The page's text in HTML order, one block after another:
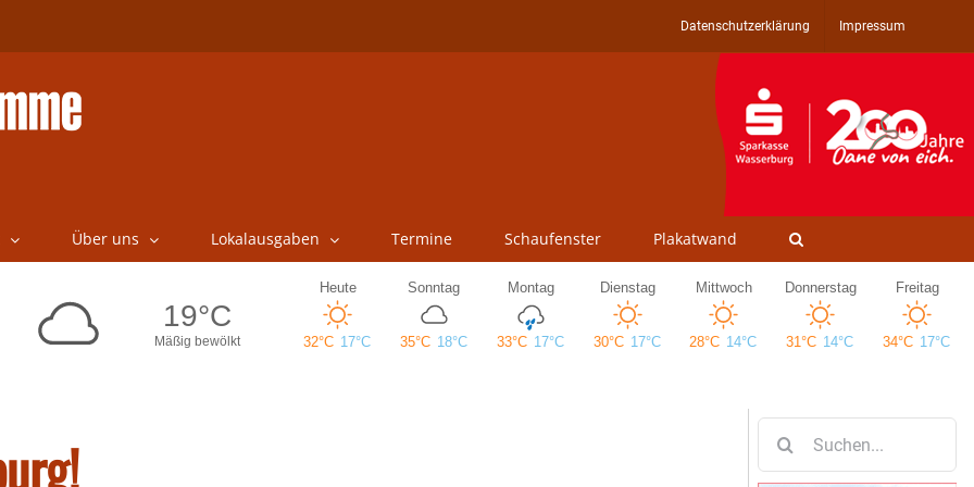
Datenschutzerklärung Impressum
Über uns Lokalausgaben Termine Schaufenster Plakatwand
nach: